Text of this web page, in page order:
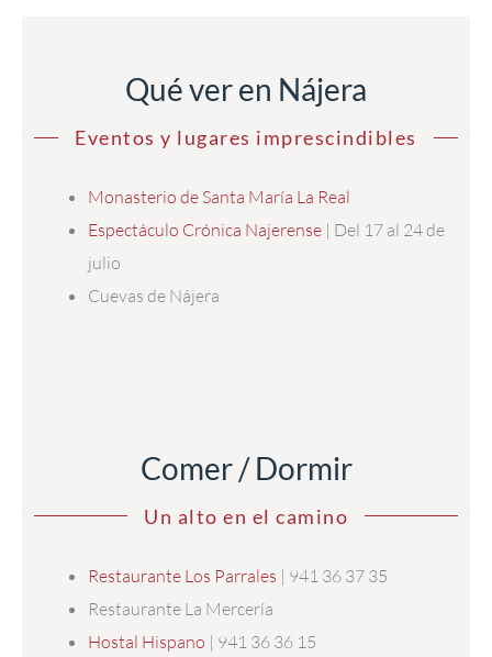
Qué ver en Nájera
Eventos y lugares imprescindibles
Monasterio de Santa María La Real
Espectáculo Crónica Najerense | Del 17 al 24 de
julio
Cuevas de Nájera
Comer / Dormir
Un alto en el camino
Restaurante Los Parrales | 941 36 37 35
Restaurante La Mercería
Hostal Hispano | 941 36 36 15